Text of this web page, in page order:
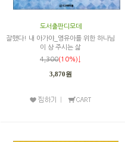
도서출판디모데
잘했다! 내 아가야_영유아를 위한 하나님
이 상 주시는 삶
4,300(10%)↓
3,870원